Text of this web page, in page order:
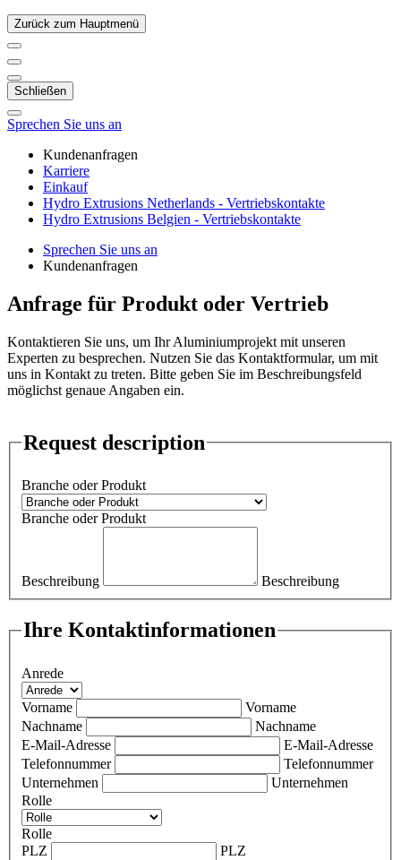
Zurück zum Hauptmenü
Schließen
Sprechen Sie uns an
Kundenanfragen
Karriere
Einkauf
Hydro Extrusions Netherlands - Vertriebskontakte
Hydro Extrusions Belgien - Vertriebskontakte
Sprechen Sie uns an
Kundenanfragen
Anfrage für Produkt oder Vertrieb
Kontaktieren Sie uns, um Ihr Aluminiumprojekt mit unseren
Experten zu besprechen. Nutzen Sie das Kontaktformular, um mit
uns in Kontakt zu treten. Bitte geben Sie im Beschreibungsfeld
möglichst genaue Angaben ein.
Request description
Branche oder Produkt
Branche oder Produkt
Beschreibung Beschreibung
Ihre Kontaktinformationen
Anrede
Vorname
Vorname
Nachname
Nachname
E-Mail-Adresse
E-Mail-Adresse
Telefonnummer
Telefonnummer
Unternehmen
Unternehmen
Rolle
Rolle
PLZ
PLZ